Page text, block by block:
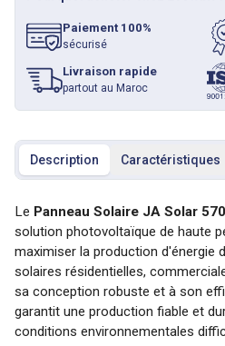
Paiement 100%
sécurisé
Livraison rapide
partout au Maroc
Description Caractéristiques